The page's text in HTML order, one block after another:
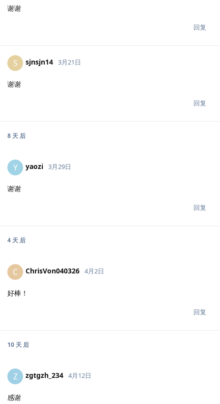
谢谢
回复
S sjnsjn14 3月21日
谢谢
回复
8 天 后
Y yaozi 3月29日
谢谢
回复
4 天 后
C ChrisVon040326 4月2日
好棒！
回复
10 天 后
Z zgtgzh_234 4月12日
感谢